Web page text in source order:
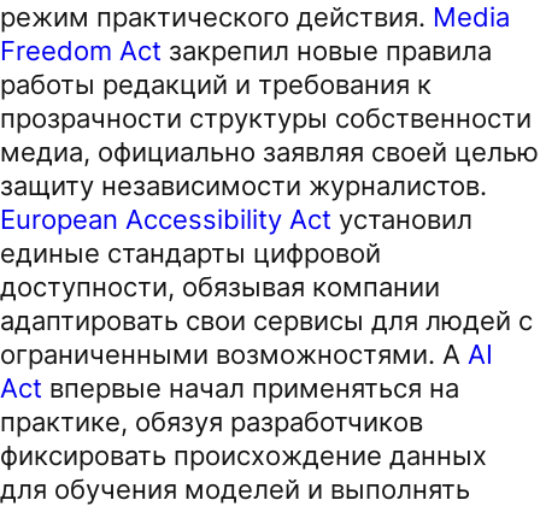
режим практического действия. Media
Freedom Act закрепил новые правила
работы редакций и требования к
прозрачности структуры собственности
медиа, официально заявляя своей целью
защиту независимости журналистов.
European Accessibility Act установил
единые стандарты цифровой
доступности, обязывая компании
адаптировать свои сервисы для людей с
ограниченными возможностями. А AI
Act впервые начал применяться на
практике, обязуя разработчиков
фиксировать происхождение данных
для обучения моделей и выполнять